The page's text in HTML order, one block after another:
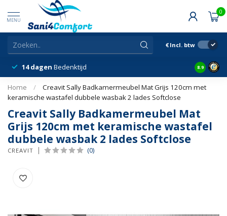
MENU
0
€ Incl. btw
14 dagen Bedenktijd Snelle
8.9
Home /
Creavit Sally Badkamermeubel Mat Grijs 120cm met
keramische wastafel dubbele wasbak 2 lades Softclose
Creavit Sally Badkamermeubel Mat
Grijs 120cm met keramische wastafel
dubbele wasbak 2 lades Softclose
CREAVIT (0)